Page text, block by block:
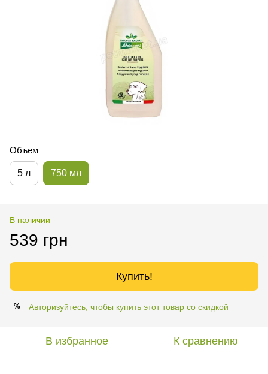
Объем
5 л 750 мл
В наличии
539 грн
Купить!
% Авторизуйтесь, чтобы купить этот товар со скидкой
В избранное К сравнению